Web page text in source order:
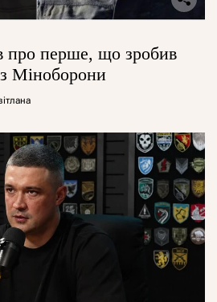
про перше, що зробив
з Міноборони